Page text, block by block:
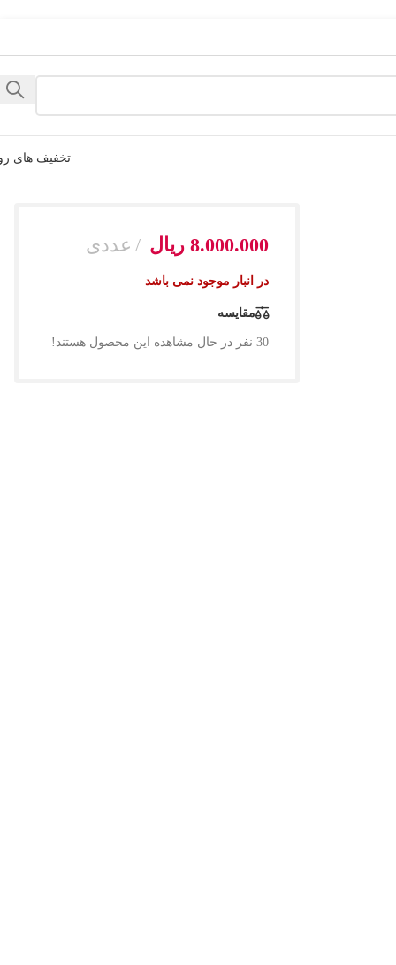
تخفیف های
8.000.000 ریال عددی
در انبار موجود نمی باشد
مقایسه
30 نفر در حال مشاهده این محصول هستند!